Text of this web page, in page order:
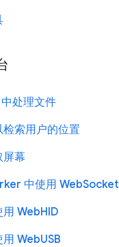
处理文件
索用户的位置
屏幕
中使用 WebSocket
WebHID
WebUSB